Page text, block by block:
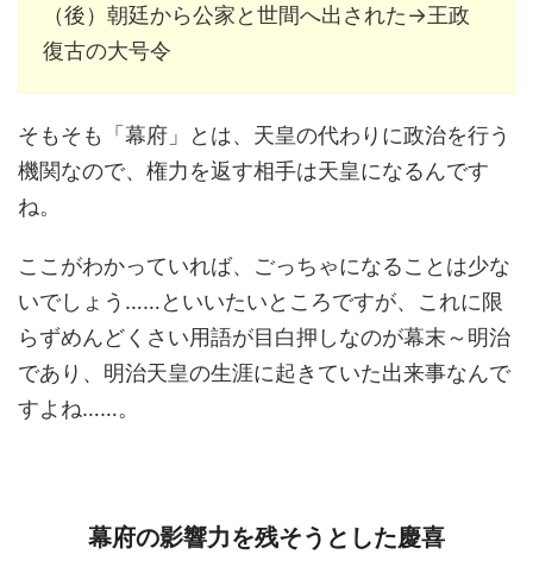
（後）朝廷から公家と世間へ出された→王政
復古の大号令
そもそも「幕府」とは、天皇の代わりに政治を行う
機関なので、権力を返す相手は天皇になるんです
ね。
ここがわかっていれば、ごっちゃになることは少な
いでしょう……といいたいところですが、これに限
らずめんどくさい用語が目白押しなのが幕末～明治
であり、明治天皇の生涯に起きていた出来事なんで
すよね……。
幕府の影響力を残そうとした慶喜